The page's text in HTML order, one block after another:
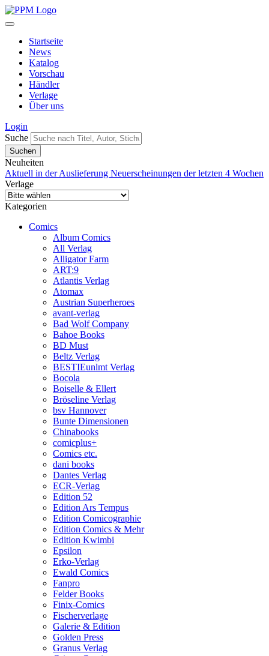
Startseite
News
Katalog
Vorschau
Händler
Verlage
Über uns
Login
Suche
Neuheiten
Aktuell in der Auslieferung Neuerscheinungen der letzten 4 Wochen
Verlage
Kategorien
Comics
Album Comics
All Verlag
Alligator Farm
ART:9
Atlantis Verlag
Atomax
Austrian Superheroes
avant-verlag
Bad Wolf Company
Bahoe Books
BD Must
Beltz Verlag
BESTIEunlmt Verlag
Bocola
Boiselle & Ellert
Bröseline Verlag
bsv Hannover
Bunte Dimensionen
Chinabooks
comicplus+
Comics etc.
dani books
Dantes Verlag
ECR-Verlag
Edition 52
Edition Ars Tempus
Edition Comicographie
Edition Comics & Mehr
Edition Kwimbi
Epsilon
Erko-Verlag
Ewald Comics
Fanpro
Felder Books
Finix-Comics
Fischerverlage
Galerie & Edition
Golden Press
Granus Verlag